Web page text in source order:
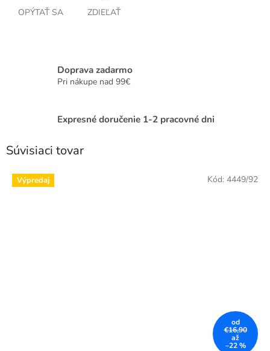
OPÝTAŤ SA ZDIEĽAŤ
Doprava zadarmo
Pri nákupe nad 99€
Expresné doručenie 1-2 pracovné dni
Súvisiaci tovar
Výpredaj
od
€16,90
až
–22 %
Kód: 4449/92